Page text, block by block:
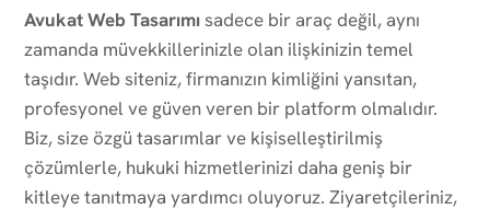
Avukat Web Tasarımı sadece bir araç değil, aynı
zamanda müvekkillerinizle olan ilişkinizin temel
taşıdır. Web siteniz, firmanızın kimliğini yansıtan,
profesyonel ve güven veren bir platform olmalıdır.
Biz, size özgü tasarımlar ve kişiselleştirilmiş
çözümlerle, hukuki hizmetlerinizi daha geniş bir
kitleye tanıtmaya yardımcı oluyoruz. Ziyaretçileriniz,